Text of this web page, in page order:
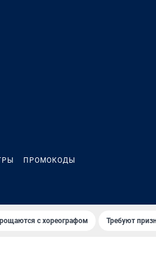
ПРОМОКОДЫ
с хореографом Требуют